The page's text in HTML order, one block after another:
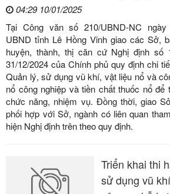
04:29 10/01/2025
Tại Công văn số 210/UBND-NC
UBND tỉnh Lê Hồng Vinh giao các Sở,
huyện, thành, thị căn cứ Nghị định số
31/12/2024 của Chính phủ quy định chi
Quản lý, sử dụng vũ khí, vật liệu nổ và
nổ công nghiệp và tiền chất thuốc nổ để
chức năng, nhiệm vụ. Đồng thời, giao
phối hợp với Sở, ngành có liên quan
hiện Nghị định trên theo quy định.
Triển khai thi
sử dụng vũ